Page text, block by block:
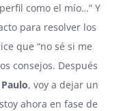
como el mío…” Y
para resolver los
que “no sé si me
consejos. Después
, voy a dejar un
ahora en fase de